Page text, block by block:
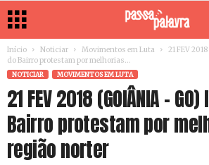
Início Noticiar Movimentos em Luta
21 FEV
do Bairro protestam por melhorias...
NOTICIAR MOVIMENTOS EM LUTA
21 FEV 2018 (GOIÂNIA –
Bairro protestam por
região norter